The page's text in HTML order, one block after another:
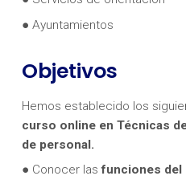
● Ayuntamientos
Objetivos
Hemos establecido los
curso online en Técnicas
de personal.
● Conocer lasfunciones del